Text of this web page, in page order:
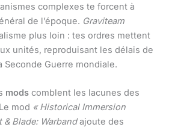
complexes te forcent à
de l’époque. Graviteam
plus loin : tes ordres mettent
unités, reproduisant les délais de
Seconde Guerre mondiale.
mods comblent les lacunes des
mod « Historical Immersion
& Blade: Warbandajoute des